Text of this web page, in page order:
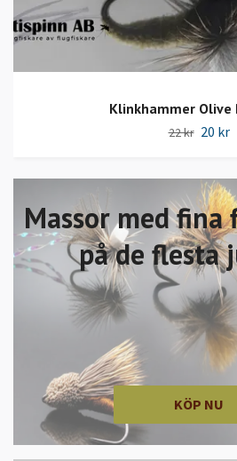
Massor med
på de flesta
KÖP NU
Klinkhammer Olive
22 kr 20 kr